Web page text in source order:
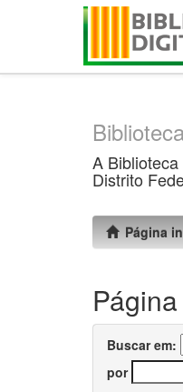
A
Distrito
Página
Buscar em:
por